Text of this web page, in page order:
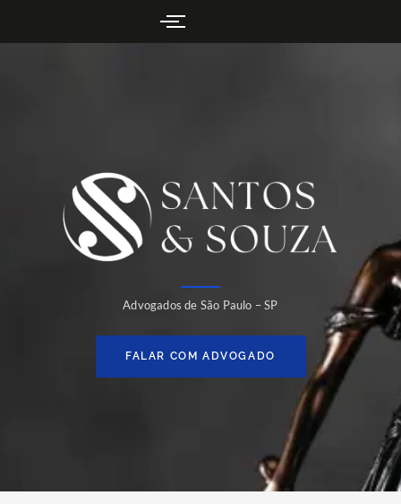
Advogados de São Paulo – SP
FALAR COM ADVOGADO